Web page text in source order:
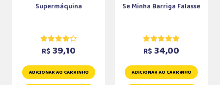
Supermáquina
R$ 39,10
ADICIONAR AO CARRINHO
Se Minha Barriga Falasse
R$ 34,00
ADICIONAR AO CARRINHO